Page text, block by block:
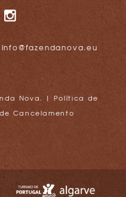
info@fazendanova.eu
Nova. | Política de
Cancelamento